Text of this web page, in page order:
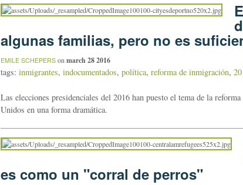
algunas familias, pero no es
EMILE SCHEPERS on march 28 2016
tags: inmigrantes, indocumentados, política, reforma de inmigración,
Las elecciones presidenciales del 2016 han puesto el tema de la
Unidos en una forma dramática.
es como un "corral de perros"